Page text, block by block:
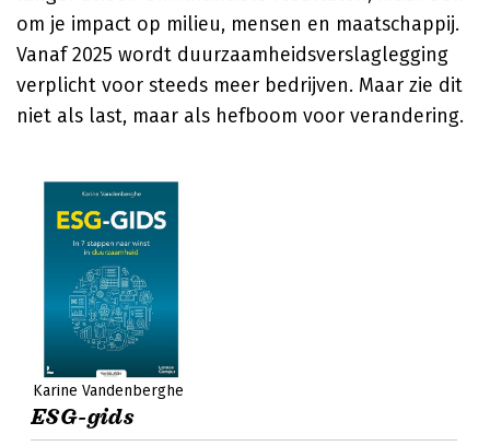
om je impact op milieu, mensen en maatschappij.
Vanaf 2025 wordt duurzaamheidsverslaglegging
verplicht voor steeds meer bedrijven. Maar zie dit
niet als last, maar als hefboom voor verandering.
Karine Vandenberghe
ESG-gids